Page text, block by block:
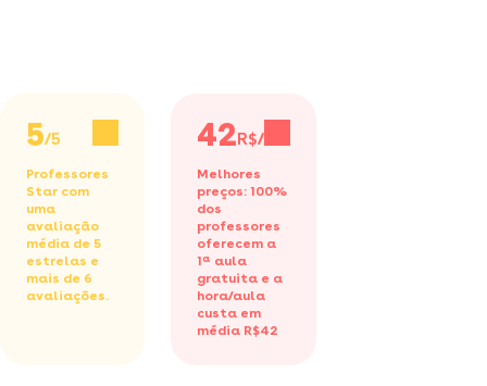
5/5
Professores
Star com
uma
avaliação
média de 5
estrelas e
mais de 6
avaliações.
42R$/h
Melhores
preços: 100%
dos
professores
oferecem a
1ª aula
gratuita e a
hora/aula
custa em
média R$42